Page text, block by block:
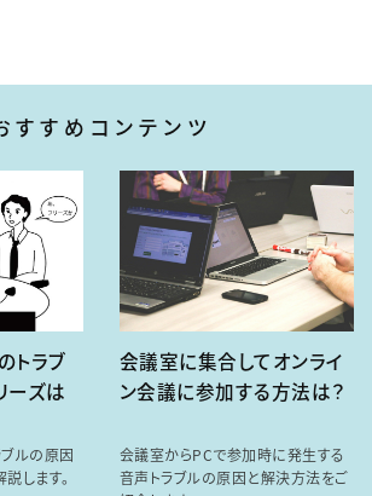
すすめコンテンツ
トラブ
ーズは
ルの原因
します。
会議室に集合してオンライ
ン会議に参加する方法は？
会議室からPCで参加時に発生する
音声トラブルの原因と解決方法をご